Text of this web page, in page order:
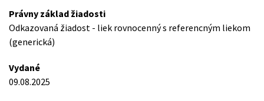
Právny základ žiadosti
Odkazovaná žiadost - liek rovnocenný s referencným liekom
(generická)
Vydané
09.08.2025